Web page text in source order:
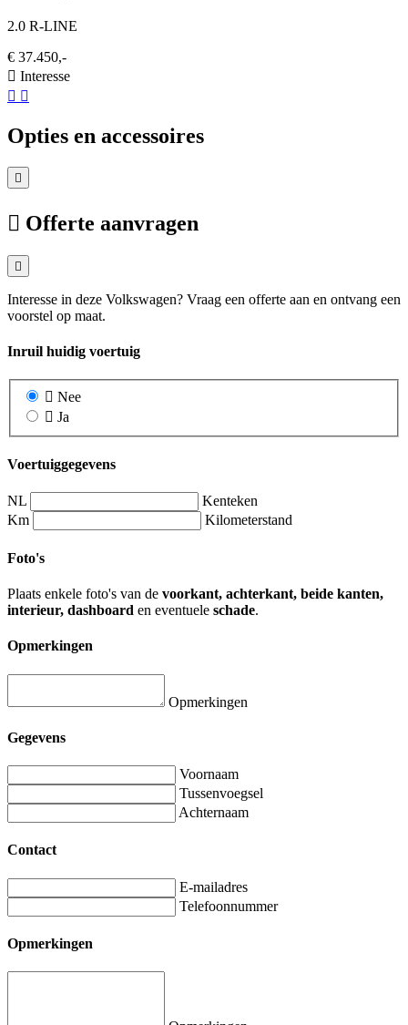
2.0 R-LINE
€ 37.450,-
Interesse
Opties en accessoires
Offerte aanvragen
Interesse in deze Volkswagen? Vraag een offerte aan en ontvang een
voorstel op maat.
Inruil huidig voertuig
Nee
Ja
Voertuiggegevens
NL
Kenteken
Km
Kilometerstand
Foto's
Plaats enkele foto's van de voorkant, achterkant, beide kanten,
interieur, dashboard en eventuele schade.
Opmerkingen
Opmerkingen
Gegevens
Voornaam
Tussenvoegsel
Achternaam
Contact
E-mailadres
Telefoonnummer
Opmerkingen